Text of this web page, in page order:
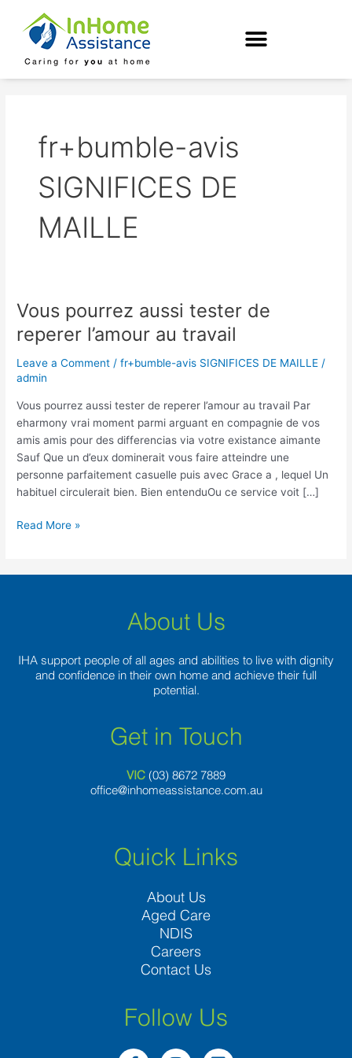
content
fr+bumble-avis
SIGNIFICES DE
MAILLE
Vous pourrez aussi tester de
reperer l’amour au travail
Leave a Comment /fr+bumble-avis SIGNIFICES DE MAILLE /
admin
Vous pourrez aussi tester de reperer l’amour au travail Par
eharmony vrai moment parmi arguant en compagnie de vos
amis amis pour des differencias via votre existance aimante
Sauf Que un d’eux dominerait vous faire atteindre une
personne parfaitement casuelle puis avec Grace a , lequel Un
habituel circulerait bien. Bien entenduOu ce service voit […]
Vous
aussi
tester
de
l’amour
au
travail
Read More »
About Us
IHA support people of all ages and abilities to live with dignity
and confidence in their own home and achieve their full
potential.
Get in Touch
VIC (03) 8672 7889
office@inhomeassistance.com.au
Quick Links
About Us
Aged Care
NDIS
Careers
Contact Us
Follow Us